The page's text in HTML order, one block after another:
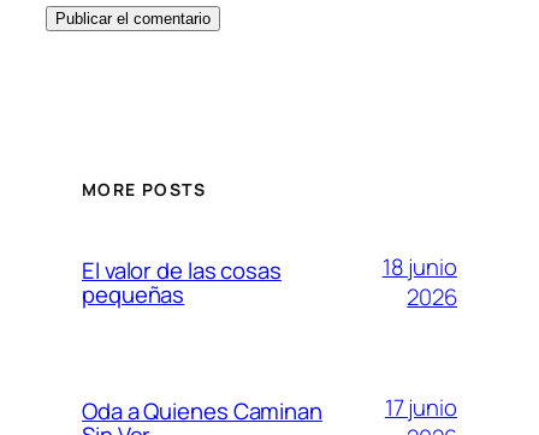
MORE POSTS
El valor de las cosas
pequeñas
18 junio
2026
Oda a Quienes Caminan
17 junio